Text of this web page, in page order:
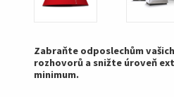
Zabraňte odposlechům
rozhovorů a snižte úroveň
minimum.